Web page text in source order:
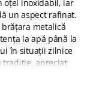
oțel inoxidabil, iar
un aspect rafinat.
metalică
la apă până la
în situații zilnice
tradiție, apreciat